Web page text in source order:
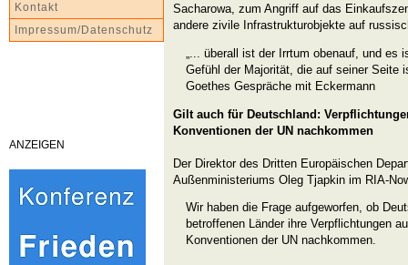
Kontakt
Impressum/Datenschutz
ANZEIGEN
Sacharowa, zum Angriff auf das
andere zivile Infrastrukturobjekte auf
„... überall ist der Irrtum obenauf, und
Gefühl der Majorität, die auf seiner Seite
Goethes Gespräche mit Eckermann
Gilt auch für Deutschland:
Konventionen der UN nachkommen
Der Direktor des Dritten Europäischen
Außenministeriums Oleg Tjapkin im RIA-
Wir haben die Frage aufgeworfen, ob
betroffenen Länder ihre Verpflichtungen
Konventionen der UN nachkommen.